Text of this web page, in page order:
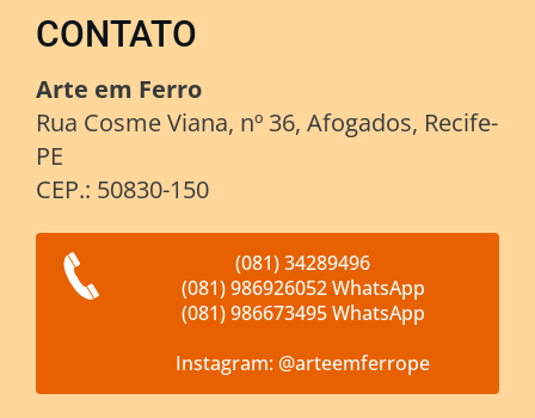
CONTATO
Arte em Ferro
Rua Cosme Viana, nº 36, Afogados, Recife-
PE
CEP.: 50830-150
(081) 34289496
(081) 986926052 WhatsApp
(081) 986673495 WhatsApp
Instagram: @arteemferrope